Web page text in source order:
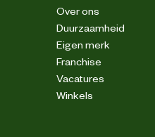
Over ons
Duurzaamheid
Eigen merk
Franchise
Vacatures
Winkels